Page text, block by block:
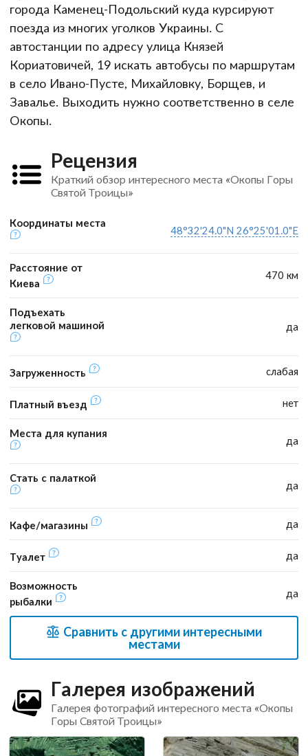
города Каменец-Подольский куда курсируют
поезда из многих уголков Украины. С
автостанции по адресу улица Князей
Кориатовичей, 19 искать автобусы по маршрутам
в село Ивано-Пусте, Михайловку, Борщев, и
Завалье. Выходить нужно соответственно в селе
Окопы.
Рецензия
Краткий обзор интересного места «Окопы Горы
Святой Троицы»
Координаты места
48°32'24.0"N 26°25'01.0"E
Расстояние от
Киева
470 км
Подъехать
легковой машиной
да
Загруженность слабая
Платный въезд нет
Места для купания
да
Стать с палаткой
да
Кафе/магазины да
Туалет да
Возможность
рыбалки
да
Сравнить с другими интересными
местами
Галерея изображений
Галерея фотографий интересного места «Окопы
Горы Святой Троицы»